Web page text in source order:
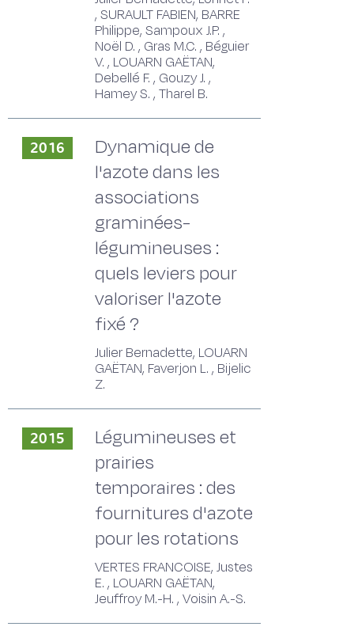
, SURAULT FABIEN, BARRE
Philippe, Sampoux J.P. ,
Noël D. , Gras M.C. , Béguier
V. , LOUARN GAËTAN,
Debellé F. , Gouzy J. ,
Hamey S. , Tharel B.
2016
Dynamique de
l'azote dans les
associations
graminées-
légumineuses :
quels leviers pour
valoriser l'azote
fixé ?
Julier Bernadette, LOUARN
GAËTAN, Faverjon L. , Bijelic
Z.
2015
Légumineuses et
prairies
temporaires : des
fournitures d'azote
pour les rotations
VERTES FRANCOISE, Justes
E. , LOUARN GAËTAN,
Jeuffroy M.-H. , Voisin A.-S.